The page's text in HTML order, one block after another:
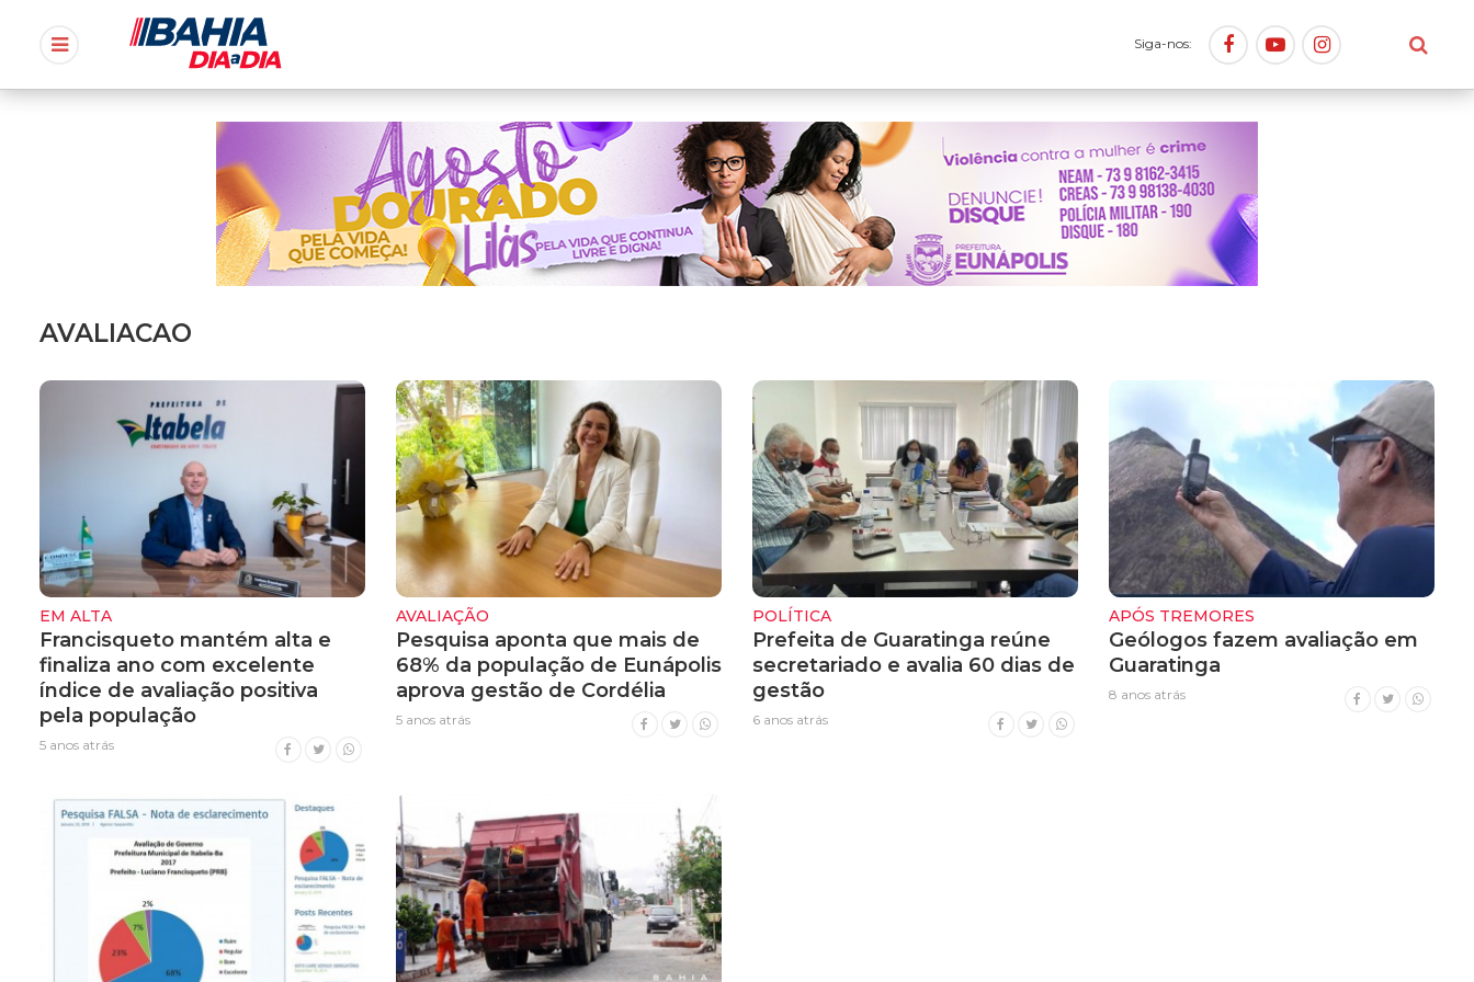
Siga-nos:
AVALIACAO
EM ALTA
Francisqueto mantém alta e
finaliza ano com excelente
índice de avaliação positiva
pela população
5 anos atrás
AVALIAÇÃO
Pesquisa aponta que mais de
68% da população de Eunápolis
aprova gestão de Cordélia
5 anos atrás
POLÍTICA
Prefeita de Guaratinga reúne
secretariado e avalia 60 dias de
gestão
6 anos atrás
APÓS TREMORES
Geólogos fazem avaliação em
Guaratinga
8 anos atrás